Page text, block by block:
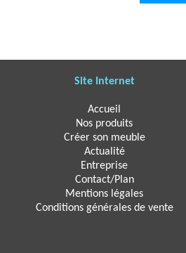
Site Internet
Accueil
Nos produits
Créer son meuble
Actualité
Entreprise
Contact/Plan
Mentions légales
Conditions générales de vente